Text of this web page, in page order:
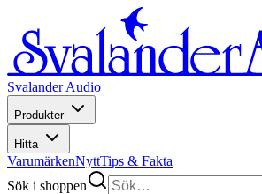
Svalander Audio
Produkter
Hitta
VarumärkenNyttTips & Fakta
Sök i shoppen